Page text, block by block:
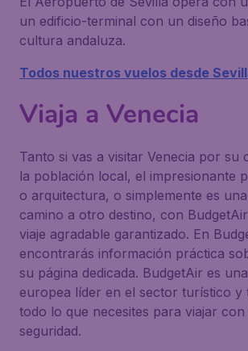
un edificio-terminal con un diseño
cultura andaluza.
Todos nuestros vuelos desde
Viaja a Venecia
Tanto si vas a visitar Venecia por su
la población local, el impresionante
o arquitectura, o simplemente es
camino a otro destino, con
viaje agradable garantizado. En
encontrarás información práctica
su página dedicada. BudgetAir es
europea líder en el sector turístico y
todo lo que necesites para viajar
seguridad.